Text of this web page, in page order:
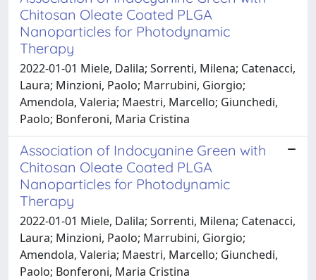
Chitosan Oleate Coated PLGA
Nanoparticles for Photodynamic
Therapy
2022-01-01 Miele, Dalila; Sorrenti, Milena; Catenacci,
Laura; Minzioni, Paolo; Marrubini, Giorgio;
Amendola, Valeria; Maestri, Marcello; Giunchedi,
Paolo; Bonferoni, Maria Cristina
Association of Indocyanine Green with
Chitosan Oleate Coated PLGA
Nanoparticles for Photodynamic
Therapy
2022-01-01 Miele, Dalila; Sorrenti, Milena; Catenacci,
Laura; Minzioni, Paolo; Marrubini, Giorgio;
Amendola, Valeria; Maestri, Marcello; Giunchedi,
Paolo; Bonferoni, Maria Cristina